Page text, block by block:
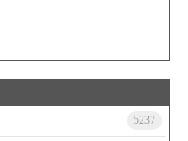
5237